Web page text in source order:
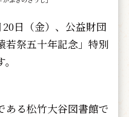
日（金）、公益財団
若祭五十年記念」特別
る松竹大谷図書館で